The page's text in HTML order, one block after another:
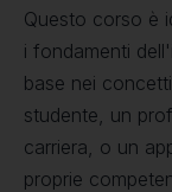
Questo corso è
i fondamenti
base nei
studente, un
carriera, o un
proprie